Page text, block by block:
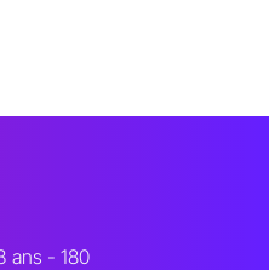
ans - 180